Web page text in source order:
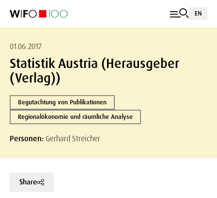
EN
01.06.2017
Statistik Austria (Herausgeber
(Verlag))
Begutachtung von Publikationen
Regionalökonomie und räumliche Analyse
Personen: Gerhard Streicher
Share